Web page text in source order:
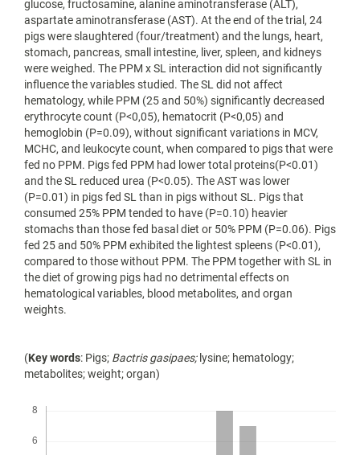
glucose, fructosamine, alanine aminotransferase (ALT),
aspartate aminotransferase (AST). At the end of the trial, 24
pigs were slaughtered (four/treatment) and the lungs, heart,
stomach, pancreas, small intestine, liver, spleen, and kidneys
were weighed. The PPM x SL interaction did not significantly
influence the variables studied. The SL did not affect
hematology, while PPM (25 and 50%) significantly decreased
erythrocyte count (P<0,05), hematocrit (P<0,05) and
hemoglobin (P=0.09), without significant variations in MCV,
MCHC, and leukocyte count, when compared to pigs that were
fed no PPM. Pigs fed PPM had lower total proteins(P<0.01)
and the SL reduced urea (P<0.05). The AST was lower
(P=0.01) in pigs fed SL than in pigs without SL. Pigs that
consumed 25% PPM tended to have (P=0.10) heavier
stomachs than those fed basal diet or 50% PPM (P=0.06). Pigs
fed 25 and 50% PPM exhibited the lightest spleens (P<0.01),
compared to those without PPM. The PPM together with SL in
the diet of growing pigs had no detrimental effects on
hematological variables, blood metabolites, and organ
weights.
(Key words: Pigs; Bactris gasipaes;lysine; hematology;
metabolites; weight; organ)